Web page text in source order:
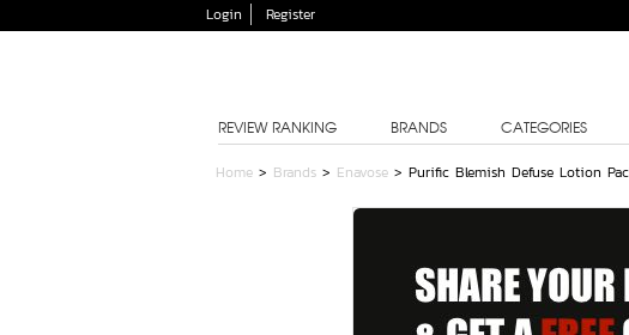
Login Register
REVIEW RANKING BRANDS CATEGORIES
Home > Brands > Enavose > Purific Blemish Defuse Lotion